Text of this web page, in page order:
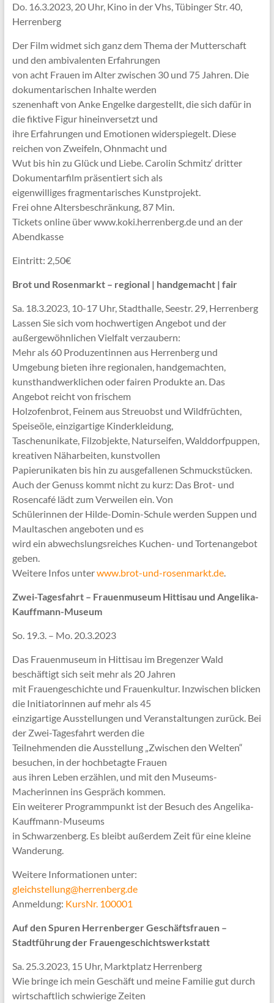
Do. 16.3.2023, 20 Uhr, Kino in der Vhs, Tübinger Str. 40,
Herrenberg
Der Film widmet sich ganz dem Thema der Mutterschaft
und den ambivalenten Erfahrungen
von acht Frauen im Alter zwischen 30 und 75 Jahren. Die
dokumentarischen Inhalte werden
szenenhaft von Anke Engelke dargestellt, die sich dafür in
die fiktive Figur hineinversetzt und
ihre Erfahrungen und Emotionen widerspiegelt. Diese
reichen von Zweifeln, Ohnmacht und
Wut bis hin zu Glück und Liebe. Carolin Schmitz‘ dritter
Dokumentarfilm präsentiert sich als
eigenwilliges fragmentarisches Kunstprojekt.
Frei ohne Altersbeschränkung, 87 Min.
Tickets online über www.koki.herrenberg.de und an der
Abendkasse
Eintritt: 2,50€
Brot und Rosenmarkt – regional | handgemacht | fair
Sa. 18.3.2023, 10-17 Uhr, Stadthalle, Seestr. 29, Herrenberg
Lassen Sie sich vom hochwertigen Angebot und der
außergewöhnlichen Vielfalt verzaubern:
Mehr als 60 Produzentinnen aus Herrenberg und
Umgebung bieten ihre regionalen, handgemachten,
kunsthandwerklichen oder fairen Produkte an. Das
Angebot reicht von frischem
Holzofenbrot, Feinem aus Streuobst und Wildfrüchten,
Speiseöle, einzigartige Kinderkleidung,
Taschenunikate, Filzobjekte, Naturseifen, Walddorfpuppen,
kreativen Näharbeiten, kunstvollen
Papierunikaten bis hin zu ausgefallenen Schmuckstücken.
Auch der Genuss kommt nicht zu kurz: Das Brot- und
Rosencafé lädt zum Verweilen ein. Von
Schülerinnen der Hilde-Domin-Schule werden Suppen und
Maultaschen angeboten und es
wird ein abwechslungsreiches Kuchen- und Tortenangebot
geben.
Weitere Infos unterwww.brot-und-rosenmarkt.de.
Zwei-Tagesfahrt – Frauenmuseum Hittisau und Angelika-
Kauffmann-Museum
So. 19.3. – Mo. 20.3.2023
Das Frauenmuseum in Hittisau im Bregenzer Wald
beschäftigt sich seit mehr als 20 Jahren
mit Frauengeschichte und Frauenkultur. Inzwischen blicken
die Initiatorinnen auf mehr als 45
einzigartige Ausstellungen und Veranstaltungen zurück. Bei
der Zwei-Tagesfahrt werden die
Teilnehmenden die Ausstellung „Zwischen den Welten“
besuchen, in der hochbetagte Frauen
aus ihren Leben erzählen, und mit den Museums-
Macherinnen ins Gespräch kommen.
Ein weiterer Programmpunkt ist der Besuch des Angelika-
Kauffmann-Museums
in Schwarzenberg. Es bleibt außerdem Zeit für eine kleine
Wanderung.
Weitere Informationen unter:
gleichstellung@herrenberg.de
Anmeldung: KursNr. 100001
Auf den Spuren Herrenberger Geschäftsfrauen –
Stadtführung der Frauengeschichtswerkstatt
Sa. 25.3.2023, 15 Uhr, Marktplatz Herrenberg
Wie bringe ich mein Geschäft und meine Familie gut durch
wirtschaftlich schwierige Zeiten